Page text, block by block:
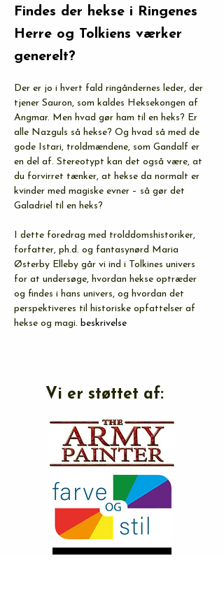
Findes der hekse i Ringenes
Herre og Tolkiens værker
generelt?
Der er jo i hvert fald ringåndernes leder, der
tjener Sauron, som kaldes Heksekongen af
Angmar. Men hvad gør ham til en heks? Er
alle Nazguls så hekse? Og hvad så med de
gode Istari, troldmændene, som Gandalf er
en del af. Stereotypt kan det også være, at
du forvirret tænker, at hekse da normalt er
kvinder med magiske evner – så gør det
Galadriel til en heks?
I dette foredrag med trolddomshistoriker,
forfatter, ph.d. og fantasynørd Maria
Østerby Elleby går vi ind i Tolkines univers
for at undersøge, hvordan hekse optræder
og findes i hans univers, og hvordan det
perspektiveres til historiske opfattelser af
hekse og magi. beskrivelse
Vi er støttet af: